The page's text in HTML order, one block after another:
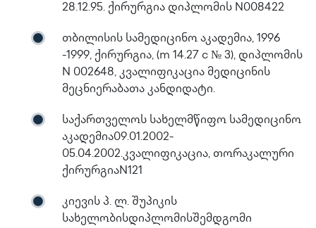
28.12.95. ქირურგია დიპლომის N008422
თბილისის სამედიცინო აკადემია, 1996
-1999, ქირურგია, (m 14.27 c № 3), დიპლომის
N 002648, კვალიფიკაცია მედიცინის
მეცნიერაბათა კანდიდატი.
საქართველოს სახელმწიფო სამედიცინო
აკადემია09.01.2002-
05.04.2002.კვალიფიკაცია, თორაკალური
ქირურგიაN121
კიევის პ. ლ. შუპიკის
სახელობისდიპლომისშემდგომი